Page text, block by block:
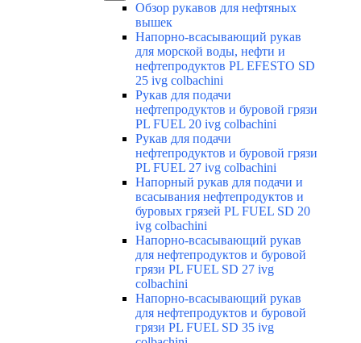
Обзор рукавов для нефтяных
вышек
Напорно-всасывающий рукав
для морской воды, нефти и
нефтепродуктов PL EFESTO SD
25 ivg colbachini
Рукав для подачи
нефтепродуктов и буровой грязи
PL FUEL 20 ivg colbachini
Рукав для подачи
нефтепродуктов и буровой грязи
PL FUEL 27 ivg colbachini
Напорный рукав для подачи и
всасывания нефтепродуктов и
буровых грязей PL FUEL SD 20
ivg colbachini
Напорно-всасывающий рукав
для нефтепродуктов и буровой
грязи PL FUEL SD 27 ivg
colbachini
Напорно-всасывающий рукав
для нефтепродуктов и буровой
грязи PL FUEL SD 35 ivg